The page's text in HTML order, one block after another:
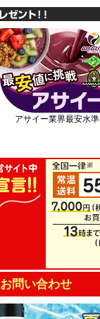
アサイー業界最安水準
お問い合わせ